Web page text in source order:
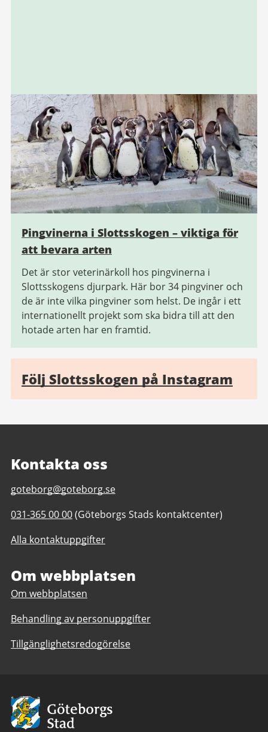
Pingvinerna i Slottsskogen – viktiga för
att bevara arten
Det är stor veterinärkoll hos pingvinerna i
Slottsskogens djurpark. Här bor 34 pingviner och
de är inte vilka pingviner som helst. De ingår i ett
internationellt projekt som ska bidra till att den
hotade arten har en framtid.
Följ Slottsskogen på Instagram
Kontakta oss
E-
till
Slottsskogen
goteborg@goteborg.se
Telefonnummer
Slottsskogen
031-365 00 00(Göteborgs Stads kontaktcenter)
Alla kontaktuppgifter
Om webbplatsen
Om webbplatsen
Behandling av personuppgifter
Tillgänglighetsredogörelse
Avsändare:
Göteborgs